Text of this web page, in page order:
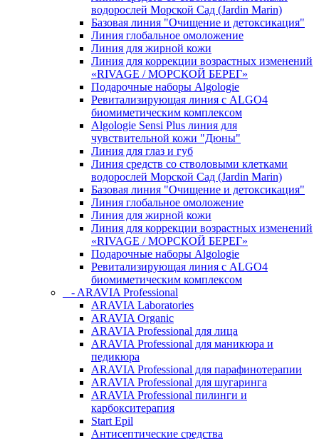
водорослей Морской Сад (Jardin Marin)
Базовая линия "Очищение и детоксикация"
Линия глобальное омоложение
Линия для жирной кожи
Линия для коррекции возрастных изменений
«RIVAGE / МОРСКОЙ БЕРЕГ»
Подарочные наборы Algologie
Ревитализирующая линия с ALGO4
биомиметическим комплексом
Algologie Sensi Plus линия для
чувcтвительной кожи "Дюны"
Линия для глаз и губ
Линия средств со стволовыми клетками
водорослей Морской Сад (Jardin Marin)
Базовая линия "Очищение и детоксикация"
Линия глобальное омоложение
Линия для жирной кожи
Линия для коррекции возрастных изменений
«RIVAGE / МОРСКОЙ БЕРЕГ»
Подарочные наборы Algologie
Ревитализирующая линия с ALGO4
биомиметическим комплексом
- ARAVIA Professional
ARAVIA Laboratories
ARAVIA Organic
ARAVIA Professional для лица
ARAVIA Professional для маникюра и
педикюра
ARAVIA Professional для парафинотерапии
ARAVIA Professional для шугаринга
ARAVIA Professional пилинги и
карбокситерапия
Start Epil
Антисептические средства